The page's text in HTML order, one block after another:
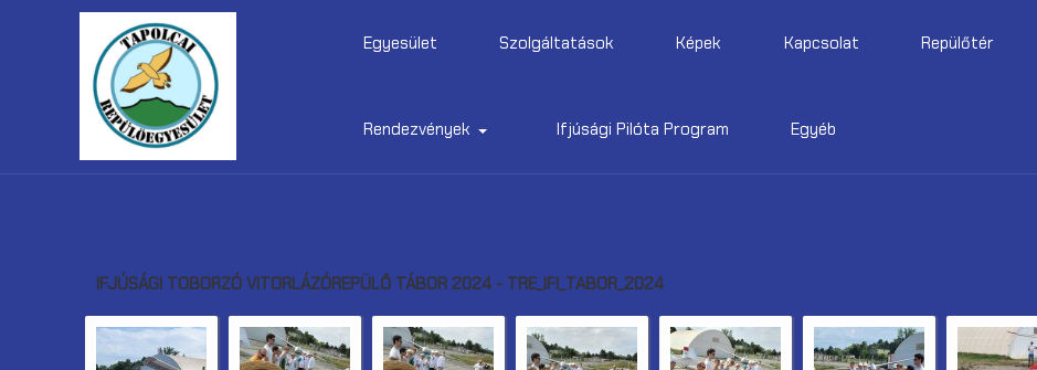
Egyesület Szolgáltatások Képek Kapcsolat Repülőtér
Rendezvények Ifjúsági Pilóta Program Egyéb
IFJÚSÁGI TOBORZÓ VITORLÁZÓREPÜLŐ TÁBOR 2024 - TRE_IFI_TABOR_2024